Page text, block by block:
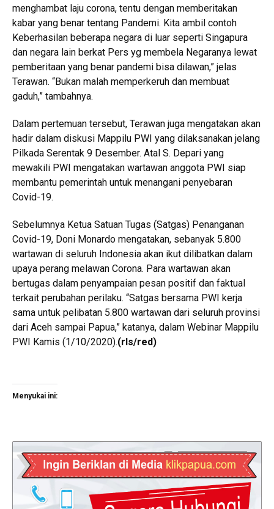
menghambat laju corona, tentu dengan memberitakan
kabar yang benar tentang Pandemi. Kita ambil contoh
Keberhasilan beberapa negara di luar seperti Singapura
dan negara lain berkat Pers yg membela Negaranya lewat
pemberitaan yang benar pandemi bisa dilawan,” jelas
Terawan. “Bukan malah memperkeruh dan membuat
gaduh,” tambahnya.
Dalam pertemuan tersebut, Terawan juga mengatakan akan
hadir dalam diskusi Mappilu PWI yang dilaksanakan jelang
Pilkada Serentak 9 Desember. Atal S. Depari yang
mewakili PWI mengatakan wartawan anggota PWI siap
membantu pemerintah untuk menangani penyebaran
Covid-19.
Sebelumnya Ketua Satuan Tugas (Satgas) Penanganan
Covid-19, Doni Monardo mengatakan, sebanyak 5.800
wartawan di seluruh Indonesia akan ikut dilibatkan dalam
upaya perang melawan Corona. Para wartawan akan
bertugas dalam penyampaian pesan positif dan faktual
terkait perubahan perilaku. “Satgas bersama PWI kerja
sama untuk pelibatan 5.800 wartawan dari seluruh provinsi
dari Aceh sampai Papua,” katanya, dalam Webinar Mappilu
PWI Kamis (1/10/2020).(rls/red)
Menyukai ini: